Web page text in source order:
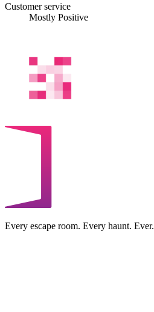
Customer service
Mostly Positive
Every escape room. Every haunt. Ever.